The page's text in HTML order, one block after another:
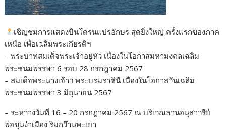
เชิญชมการแสดงบินโดรนแปรอักษร สุดยิ่งใหญ่ ครั้งแรกของภาค
เหนือ เพื่อเฉลิมพระเกียรติฯ
– พระบาทสมเด็จพระเจ้าอยู่หัว เนื่องในโอกาสมหามงคลเฉลิม
พระชนมพรรษา 6 รอบ 28 กรกฎาคม 2567
– สมเด็จพระนางเจ้าฯ พระบรมราชินี เนื่องในโอกาสวันเฉลิม
พระชนมพรรษา 3 มิถุนายน 2567
– ระหว่างวันที่ 16 – 20 กรกฎาคม 2567 ณ บริเวณลานอนุสาวรีย์
พ่อขุนงำเมือง ริมกว๊านพะเยา